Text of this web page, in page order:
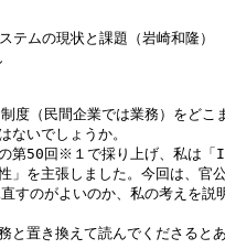
ムの現状と課題（岩崎和隆）
民間企業では業務）をどこ
いでしょうか。
50回※１で採り上げ、私は「
を主張しました。今回は、官
のがよいのか、私の考えを説
き換えて読んでくださると